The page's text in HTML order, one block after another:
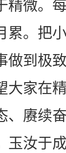
精微。
累。把
做到极
大家在
、赓续
玉汝于